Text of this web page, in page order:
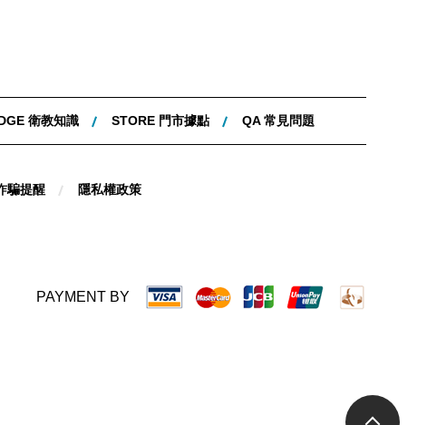
衛教知識 STORE 門市據點 QA 常見問題
騙提醒 隱私權政策
PAYMENT BY